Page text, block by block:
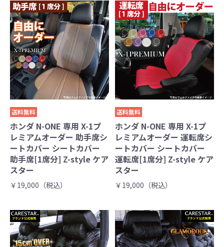
送料無料
ホンダ N-ONE 専用 X-1プ
レミアムオーダー 助手席シ
ートカバー シートカバー
助手席[1席分] Z-style ケア
スター
￥19,000（税込）
送料無料
ホンダ N-ONE 専用 X-1プ
レミアムオーダー 運転席シ
ートカバー シートカバー
運転席[1席分] Z-style ケア
スター
￥19,000（税込）